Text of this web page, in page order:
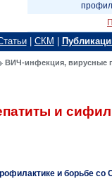
| СКМ
ВИЧ-инфекция, вирусные
и
и борьбе